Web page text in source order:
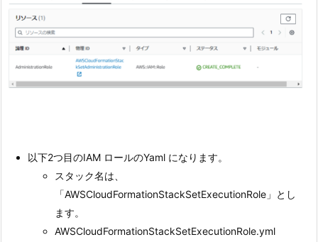
以下2つ目のIAM ロールのYaml になります。
スタック名は、
「AWSCloudFormationStackSetExecutionRole」とし
ます。
AWSCloudFormationStackSetExecutionRole.yml